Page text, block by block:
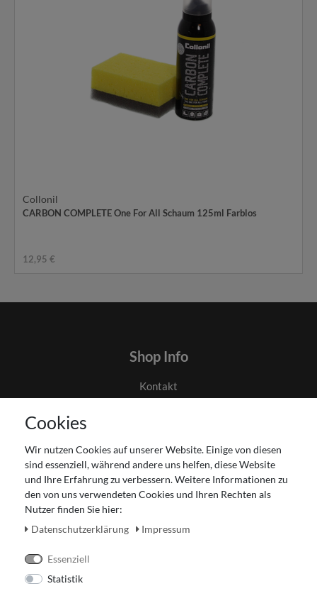
Collonil
CARBON COMPLETE One For All Schaum 125ml Farblos
12,95 €
Shop Info
Kontakt
Impressum
Widerrufsrecht
Zahlung und Versand
Unser Ladengeschäft
Cookies
Wir nutzen Cookies auf unserer Website. Einige von diesen
sind essenziell, während andere uns helfen, diese Website
und Ihre Erfahrung zu verbessern. Weitere Informationen zu
den von uns verwendeten Cookies und Ihren Rechten als
Nutzer finden Sie hier:
Daten­schutz­erklärung
Impressum
Essenziell
Statistik